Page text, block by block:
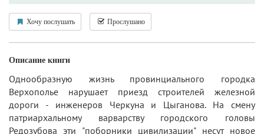
Хочу послушать Прослушано
Описание книги
Однообразную жизнь провинциального городка
Верхополье нарушает приезд строителей железной
дороги - инженеров Черкуна и Цыганова. На смену
патриархальному варварству городского головы
Редозубова эти "поборники цивилизации" несут новое